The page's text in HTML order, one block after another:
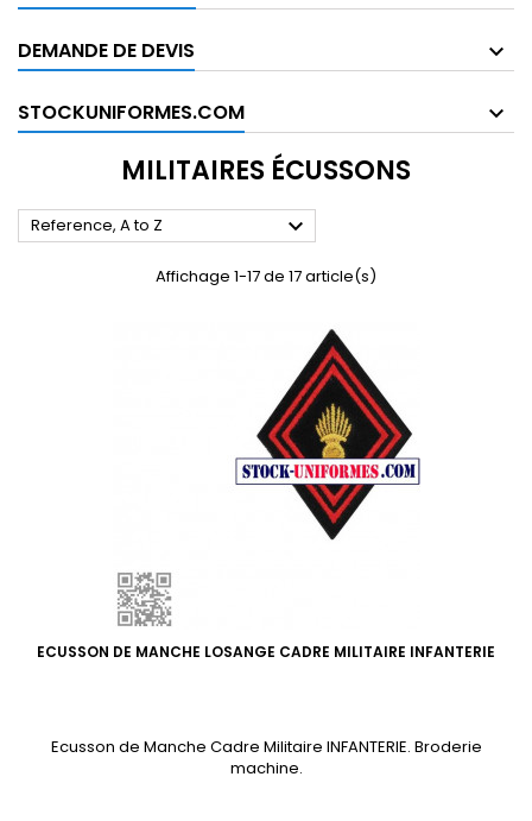
DEMANDE DE DEVIS
STOCKUNIFORMES.COM
MILITAIRES ÉCUSSONS
Reference, A to Z 
Affichage 1-17 de 17 article(s)
ECUSSON DE MANCHE LOSANGE CADRE MILITAIRE INFANTERIE
Ecusson de Manche Cadre Militaire INFANTERIE. Broderie
machine.